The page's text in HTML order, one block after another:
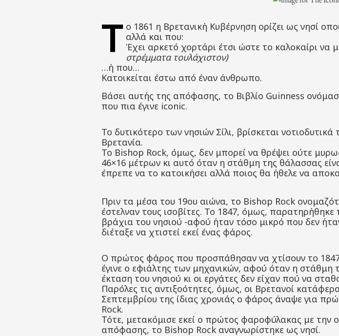
Τ ο 1861 η Βρετανική Κυβέρνηση ορίζει ως νησί
αλλά και που:
Έχει αρκετό χορτάρι έτσι ώστε το καλοκαίρι
στρέμματα τουλάχιστον)
…ή που…
Κατοικείται έστω από έναν άνθρωπο.
Βάσει αυτής της απόφασης, το Βιβλίο Guinness
που πια έγινε iconic.
Το δυτικότερο των νησιών Σίλι, βρίσκεται
Βρετανία.
To Bishop Rock, όμως, δεν μπορεί να θρέψει ούτε
46×16 μέτρων κι αυτό όταν η στάθμη της θάλασσας
έπρεπε να το κατοικήσει αλλά ποιος θα ήθελε να
Πριν τα μέσα του 19ου αιώνα, το Bishop Rock
έστελναν τους ισοβίτες. Το 1847, όμως,
βράχια του νησιού -αφού ήταν τόσο μικρό που δεν
διέταξε να χτιστεί εκεί ένας φάρος.
Ο πρώτος φάρος που προσπάθησαν να χτίσουν το
έγινε ο εφιάλτης των μηχανικών, αφού όταν η στάθμη
έκταση του νησιού κι οι εργάτες δεν είχαν πού να
Παρόλες τις αντιξοότητες, όμως, οι Βρετανοί
Σεπτεμβρίου της ίδιας χρονιάς ο φάρος άναψε για
Rock.
Τότε, μετακόμισε εκεί ο πρώτος φαροφύλακας με την
απόφασης, το Bishop Rock αναγνωρίστηκε ως νησί.